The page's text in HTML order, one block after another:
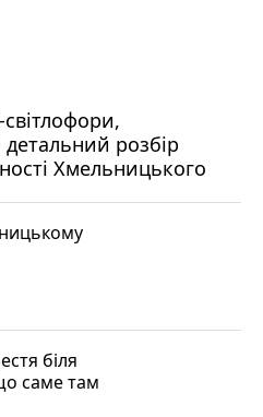
розбір
Хмельницького
біля
саме там